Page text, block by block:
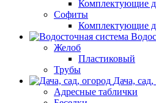
Комплектующие
Софиты
Комплектующие
Желоб
Пластиковый
Трубы
Дача,
Адресные таблички